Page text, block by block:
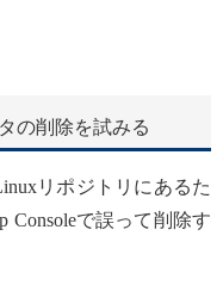
の削除を試みる
リポジトリにあるた
Consoleで誤って削除す